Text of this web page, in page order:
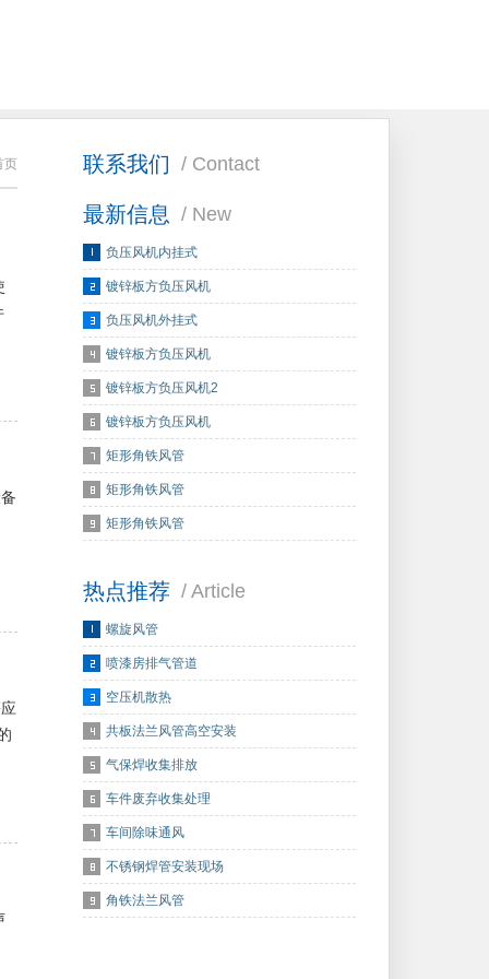
联系我们 / Contact
最新信息 / New
负压风机内挂式
镀锌板方负压风机
负压风机外挂式
镀锌板方负压风机
镀锌板方负压风机2
镀锌板方负压风机
矩形角铁风管
矩形角铁风管
矩形角铁风管
热点推荐 / Article
螺旋风管
喷漆房排气管道
空压机散热
共板法兰风管高空安装
气保焊收集排放
车件废弃收集处理
车间除味通风
不锈钢焊管安装现场
角铁法兰风管
页